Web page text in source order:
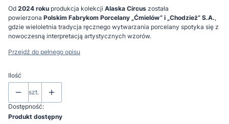
Od 2024 roku produkcja kolekcji Alaska Circus została
powierzona Polskim Fabrykom Porcelany „Ćmielów” i „Chodzież” S.A.,
gdzie wieloletnia tradycja ręcznego wytwarzania porcelany spotyka się z
nowoczesną interpretacją artystycznych wzorów.
Przejdź do pełnego opisu
Ilość
szt.
Dostępność:
Produkt dostępny